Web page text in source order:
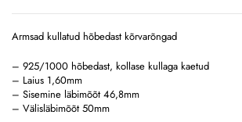
Armsad kullatud hõbedast kõrvarõngad
– 925/1000 hõbedast, kollase kullaga kaetud
– Laius 1,60mm
– Sisemine läbimõõt 46,8mm
– Välisläbimõõt 50mm